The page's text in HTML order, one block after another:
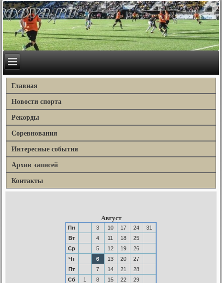
Главная
Новости спорта
Рекорды
Соревнования
Интересные события
Архив записей
Контакты
Август
Пн 3 10 17 24
31
Вт
4 11 18
25
Ср
5 12 19
26
Чт
6 13 20
27
Пт
7 14 21
28
Сб
1 8 15 22
29